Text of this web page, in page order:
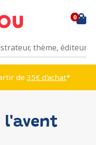
0
de 35€ d'achat*
l'avent